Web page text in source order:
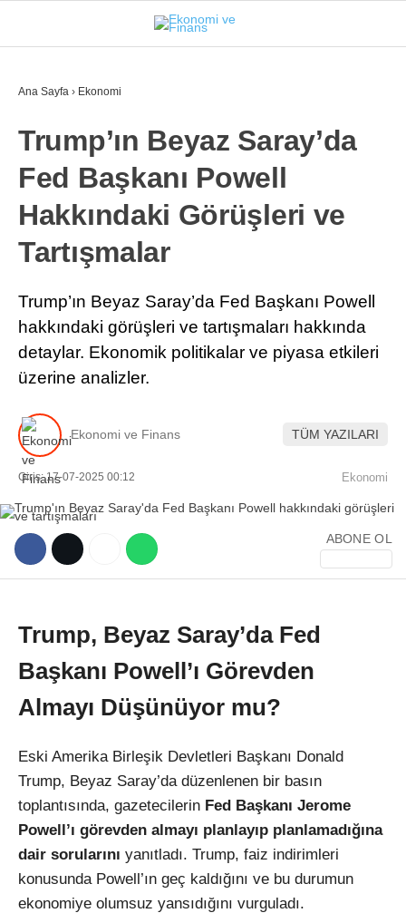
WhatsApp İhbar Hattı
Facebook
Youtube
İSTANBUL
GÜNDEM
EKONOMI
FINANS
BORSA
KRIPTO
SEKTÖRLER
Ana Sayfa › Ekonomi
Trump’ın Beyaz Saray’da
Fed Başkanı Powell
Hakkındaki Görüşleri ve
Tartışmalar
Trump’ın Beyaz Saray’da Fed Başkanı Powell
hakkındaki görüşleri ve tartışmaları hakkında
detaylar. Ekonomik politikalar ve piyasa etkileri
üzerine analizler.
Ekonomi ve Finans TÜM YAZILARI
Giriş: 17-07-2025 00:12 Ekonomi
ABONE OL
Trump, Beyaz Saray’da Fed
Başkanı Powell’ı Görevden
Almayı Düşünüyor mu?
Eski Amerika Birleşik Devletleri Başkanı Donald
Trump, Beyaz Saray’da düzenlenen bir basın
toplantısında, gazetecilerin Fed Başkanı Jerome
Powell’ı görevden almayı planlayıp planlamadığına
dair sorularını yanıtladı. Trump, faiz indirimleri
konusunda Powell’ın geç kaldığını ve bu durumun
ekonomiye olumsuz yansıdığını vurguladı.